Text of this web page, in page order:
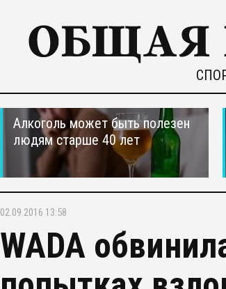
Алкоголь может быть полезен
людям старше 40 лет
02.09.2016 13:58
WADA